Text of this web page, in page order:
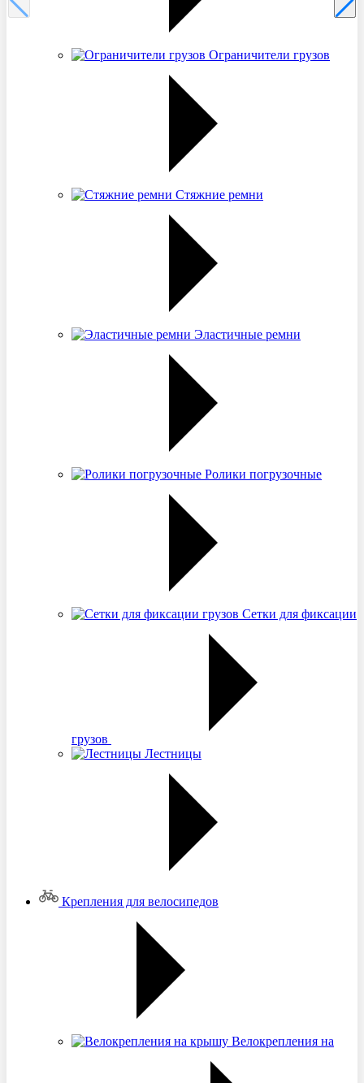
Ограничители грузов
Стяжние ремни
Эластичные ремни
Ролики погрузочные
Сетки для фиксации
грузов
Лестницы
Крепления для велосипедов
Велокрепления на